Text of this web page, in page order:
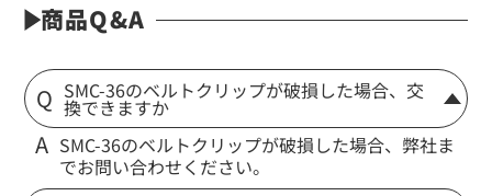
商品Q&A
SMC-36のベルトクリップが破損した場合、交
換できますか
SMC-36のベルトクリップが破損した場合、弊社ま
でお問い合わせください。